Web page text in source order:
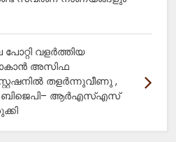
വളർത്തിയ
അസിഫ
തളർന്നുവീണു ,
ബിജെപി– ആർഎസ്എസ്